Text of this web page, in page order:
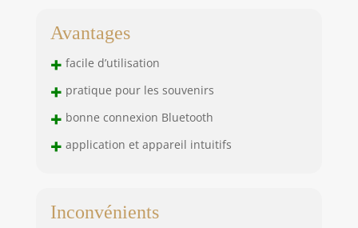
Avantages
+ facile d’utilisation
+ pratique pour les souvenirs
+ bonne connexion Bluetooth
+ application et appareil intuitifs
Inconvénients